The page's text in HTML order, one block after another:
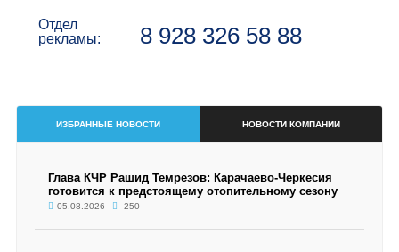
Отдел
рекламы:
8 928 326 58 88
ИЗБРАННЫЕ НОВОСТИ НОВОСТИ КОМПАНИИ
Глава КЧР Рашид Темрезов: Карачаево-Черкесия
готовится к предстоящему отопительному сезону
05.08.2026 250